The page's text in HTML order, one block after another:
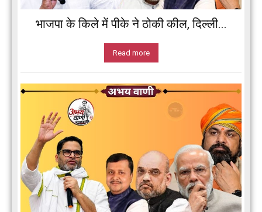
भाजपा के किले में पीके ने ठोकी कील, दिल्ली...
Read more